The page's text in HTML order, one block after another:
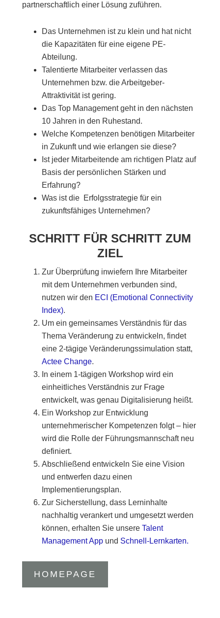
partnerschaftlich einer Lösung zuführen.
Das Unternehmen ist zu klein und hat nicht
die Kapazitäten für eine eigene PE-
Abteilung.
Talentierte Mitarbeiter verlassen das
Unternehmen bzw. die Arbeitgeber-
Attraktivität ist gering.
Das Top Management geht in den nächsten
10 Jahren in den Ruhestand.
Welche Kompetenzen benötigen Mitarbeiter
in Zukunft und wie erlangen sie diese?
Ist jeder Mitarbeitende am richtigen Platz auf
Basis der persönlichen Stärken und
Erfahrung?
Was ist die Erfolgsstrategie für ein
zukunftsfähiges Unternehmen?
SCHRITT FÜR SCHRITT ZUM
ZIEL
Zur Überprüfung inwiefern Ihre Mitarbeiter
mit dem Unternehmen verbunden sind,
nutzen wir den ECI (Emotional Connectivity
Index).
Um ein gemeinsames Verständnis für das
Thema Veränderung zu entwickeln, findet
eine 2-tägige Veränderungssimulation statt,
Actee Change.
In einem 1-tägigen Workshop wird ein
einheitliches Verständnis zur Frage
entwickelt, was genau Digitalisierung heißt.
Ein Workshop zur Entwicklung
unternehmerischer Kompetenzen folgt – hier
wird die Rolle der Führungsmannschaft neu
definiert.
Abschließend entwickeln Sie eine Vision
und entwerfen dazu einen
Implementierungsplan.
Zur Sicherstellung, dass Lerninhalte
nachhaltig verankert und umgesetzt werden
können, erhalten Sie unsereTalent
Management App und Schnell-Lernkarten.
HOMEPAGE